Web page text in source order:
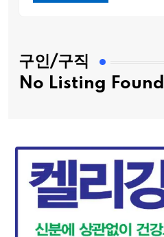
구인/구직
No Listing Found